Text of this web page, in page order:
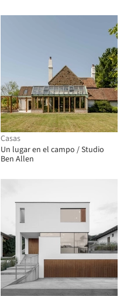
Casas
Un lugar en el campo / Studio
Ben Allen